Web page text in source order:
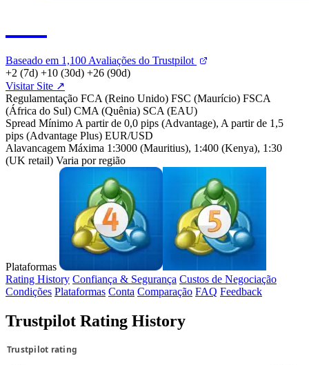
Baseado em 1,100 Avaliações do Trustpilot
+2 (7d) +10 (30d) +26 (90d)
Visitar Site ↗
Regulamentação FCA (Reino Unido) FSC (Maurício) FSCA
(África do Sul) CMA (Quênia) SCA (EAU)
Spread Mínimo A partir de 0,0 pips (Advantage), A partir de 1,5
pips (Advantage Plus) EUR/USD
Alavancagem Máxima 1:3000 (Mauritius), 1:400 (Kenya), 1:30
(UK retail) Varia por região
Plataformas
MetaTrader
Rating History Confiança & Segurança Custos de Negociação
Condições Plataformas Conta Comparação FAQ Feedback
Trustpilot Rating History
Trustpilot rating